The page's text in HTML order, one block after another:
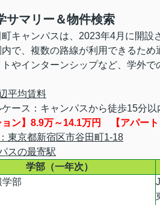
サマリー＆物件検索
キャンパスは、2023年4月に開
内で、複数の路線が利用できるた
やインターンシップなど、学外
平均賃料
ース：キャンパスから徒歩15分
ョン】8.9万～14.1万円 【アパー
東京都新宿区市谷田町1-18
スの最寄駅
学部（一年次）
学部